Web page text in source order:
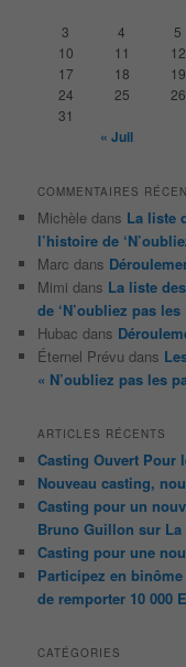
3
4 5
10
11 12
17
18 19
24
25 26
31
« Juil
COMMENTAIRES
Michèle dans La liste
l’histoire de
Marc dans
Mimi dans La liste
de ‘N’oubliez pas les
Hubac dans
Éternel Prévu dans
« N’oubliez pas les
ARTICLES RÉCENTS
Casting Ouvert Pour
Nouveau casting,
Casting pour un
Bruno Guillon sur La
Casting pour une
Participez en
de remporter 10 000
CATÉGORIES